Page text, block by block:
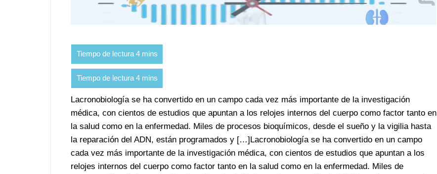
Lacronobiología se ha convertido en un campo cada vez más importante de la investigación
médica, con cientos de estudios que apuntan a los relojes internos del cuerpo como factor tanto en
la salud como en la enfermedad. Miles de procesos bioquímicos, desde el sueño y la vigilia hasta
la reparación del ADN, están programados y […]Lacronobiología se ha convertido en un campo
cada vez más importante de la investigación médica, con cientos de estudios que apuntan a los
relojes internos del cuerpo como factor tanto en la salud como en la enfermedad. Miles de